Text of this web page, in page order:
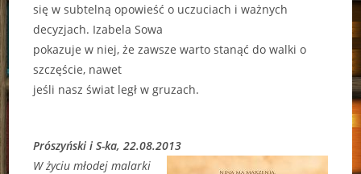
się w subtelną opowieść o uczuciach i ważnych
decyzjach. Izabela Sowa
pokazuje w niej, że zawsze warto stanąć do walki o
szczęście, nawet
jeśli nasz świat legł w gruzach.
Prószyński i S-ka, 22.08.2013
W życiu młodej malarki